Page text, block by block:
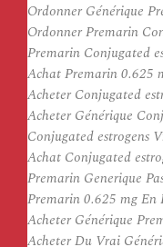
Ordonner Générique
Ordonner Premarin
Premarin Conjugated
Achat Premarin 0.625
Acheter Conjugated
Acheter Générique
Conjugated estrogens
Achat Conjugated
Premarin Generique
Premarin 0.625 mg En
Acheter Générique
Acheter Du Vrai